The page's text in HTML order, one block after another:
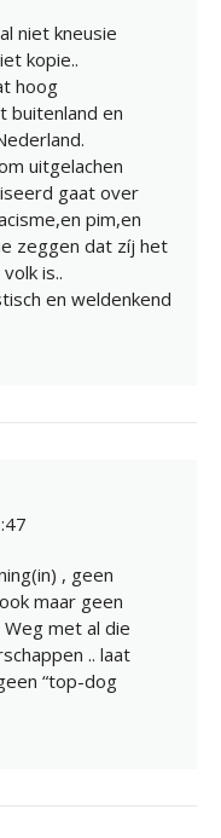
niet kneusie
kopie..
hoog
buitenland en
uitgelachen
gaat over
pim,en
zeggen dat zíj het
is..
en weldenkend
, geen
maar geen
Weg met al die
.. laat
“top-dog